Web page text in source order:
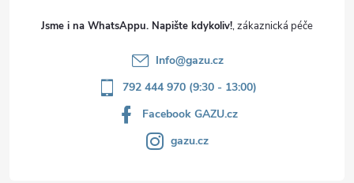
Jsme i na WhatsAppu. Napište kdykoliv!
Info@gazu.cz
792 444 970 (9:30 - 13:00)
Facebook GAZU.cz
gazu.cz